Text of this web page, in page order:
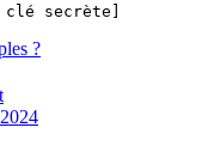
?
clé secrète]